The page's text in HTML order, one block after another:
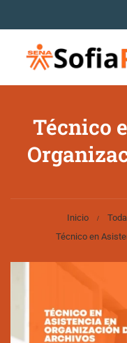
Técnico
Inicio
Técnico en